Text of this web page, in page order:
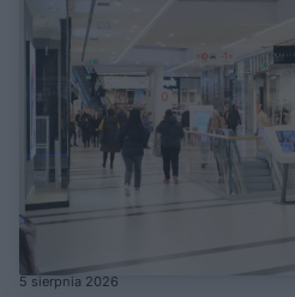
5 sierpnia 2026